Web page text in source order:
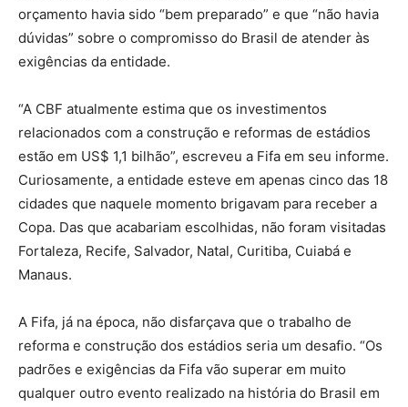
orçamento havia sido “bem preparado” e que “não havia
dúvidas” sobre o compromisso do Brasil de atender às
exigências da entidade.
“A CBF atualmente estima que os investimentos
relacionados com a construção e reformas de estádios
estão em US$ 1,1 bilhão”, escreveu a Fifa em seu informe.
Curiosamente, a entidade esteve em apenas cinco das 18
cidades que naquele momento brigavam para receber a
Copa. Das que acabariam escolhidas, não foram visitadas
Fortaleza, Recife, Salvador, Natal, Curitiba, Cuiabá e
Manaus.
A Fifa, já na época, não disfarçava que o trabalho de
reforma e construção dos estádios seria um desafio. “Os
padrões e exigências da Fifa vão superar em muito
qualquer outro evento realizado na história do Brasil em